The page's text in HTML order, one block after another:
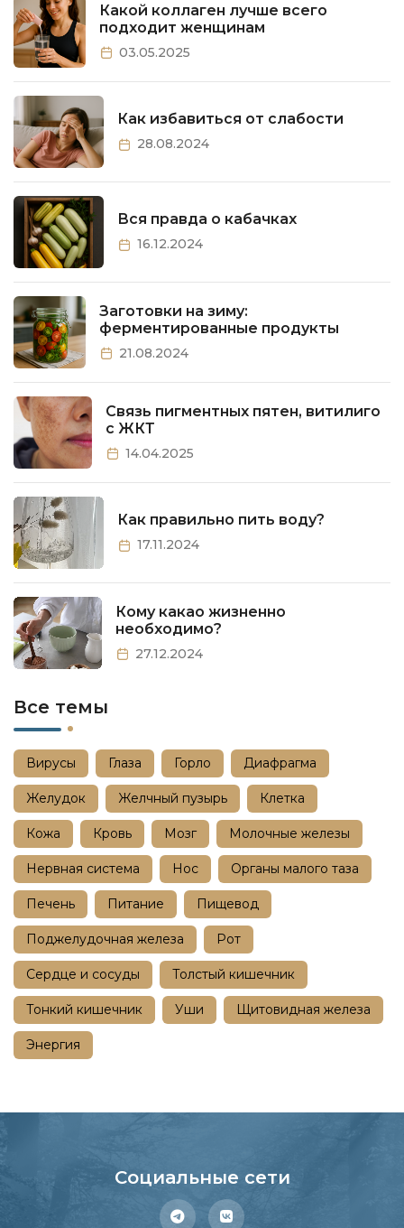
Какой коллаген лучше всего
подходит женщинам
03.05.2025
Как избавиться от слабости
28.08.2024
Вся правда о кабачках
16.12.2024
Заготовки на зиму:
ферментированные продукты
21.08.2024
Связь пигментных пятен, витилиго
с ЖКТ
14.04.2025
Как правильно пить воду?
17.11.2024
Кому какао жизненно
необходимо?
27.12.2024
Все темы
Вирусы Глаза Горло Диафрагма
Желудок Желчный пузырь Клетка
Кожа Кровь Мозг Молочные железы
Нервная система Нос Органы малого таза
Печень Питание Пищевод
Поджелудочная железа Рот
Сердце и сосуды Толстый кишечник
Тонкий кишечник Уши Щитовидная железа
Энергия
Социальные сети